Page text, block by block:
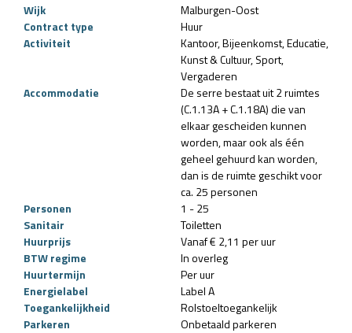
Wijk
Malburgen-Oost
Contract type
Huur
Activiteit
Kantoor Bijeenkomst Educatie
Kunst & Cultuur Sport
Vergaderen
Accommodatie
De serre bestaat uit 2 ruimtes
(C.1.13A + C.1.18A) die van
elkaar gescheiden kunnen
worden, maar ook als één
geheel gehuurd kan worden,
dan is de ruimte geschikt voor
ca. 25 personen
Personen
1 - 25
Sanitair
Toiletten
Huurprijs
Vanaf € 2,11 per uur
BTW regime
In overleg
Huurtermijn
Per uur
Energielabel
Label A
Toegankelijkheid
Rolstoeltoegankelijk
Parkeren
Onbetaald parkeren